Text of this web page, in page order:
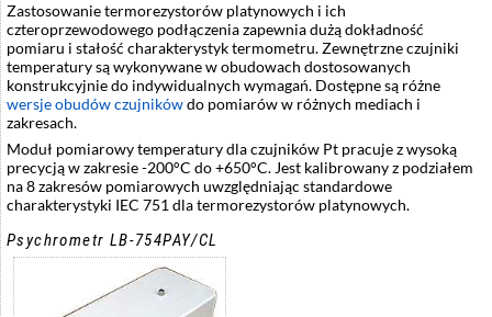
Zastosowanie termorezystorów platynowych i ich
czteroprzewodowego podłączenia zapewnia dużą dokładność
pomiaru i stałość charakterystyk termometru. Zewnętrzne czujniki
temperatury są wykonywane w obudowach dostosowanych
konstrukcyjnie do indywidualnych wymagań. Dostępne są różne
wersje obudów czujnikówdo pomiarów w różnych mediach i
zakresach.
Moduł pomiarowy temperatury dla czujników Pt pracuje z wysoką
precycją w zakresie -200°C do +650°C. Jest kalibrowany z podziałem
na 8 zakresów pomiarowych uwzględniając standardowe
charakterystyki IEC 751 dla termorezystorów platynowych.
Psychrometr LB-754PAY/CL